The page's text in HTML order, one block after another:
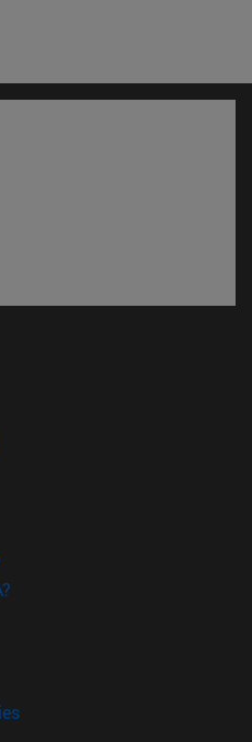
ventana)
en nueva ventana)
en nueva ventana)